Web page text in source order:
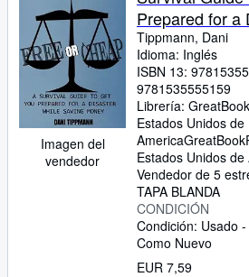
Arte y coleccionismo
Vendedores
Comenzar a vender
Ayuda
CERRAR
Imagen del
vendedor
Prepared for a
Saving Money
Tippmann, Dani
Idioma: Inglés
ISBN 13:
9781535555159
Librería:
Estados Unidos de
America
Estados Unidos de
Vendedor de 5
TAPA BLANDA
CONDICIÓN
Condición: Usado
Como Nuevo
EUR 7,59